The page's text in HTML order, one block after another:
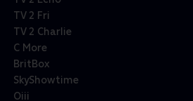
TV 2 Fri
TV 2 Charlie
C More
BritBox
SkyShowtime
Oiii